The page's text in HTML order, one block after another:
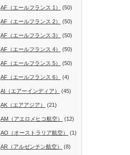
AF（エールフランス 1） (50)
AF（エールフランス 2） (50)
AF（エールフランス 3） (50)
AF（エールフランス 4） (50)
AF（エールフランス 5） (50)
AF（エールフランス 6） (4)
AI（エアーインディア） (45)
AK（エアアジア） (21)
AM（アエロメヒコ航空） (12)
AO（オーストラリア航空） (1)
AR（アルゼンチン航空） (8)